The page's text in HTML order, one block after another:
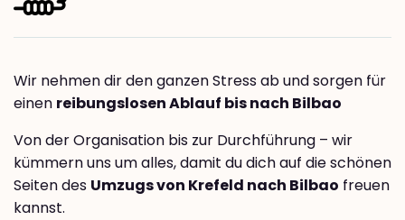
Wir nehmen dir den ganzen Stress ab und sorgen für
einen reibungslosen Ablauf bis nach Bilbao
Von der Organisation bis zur Durchführung – wir
kümmern uns um alles, damit du dich auf die schönen
Seiten des Umzugs von Krefeld nach Bilbao freuen
kannst.